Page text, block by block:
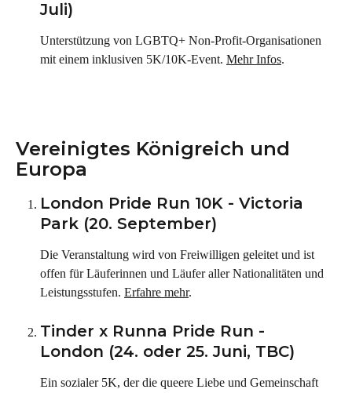
Juli)
Unterstützung von LGBTQ+ Non-Profit-Organisationen
mit einem inklusiven 5K/10K-Event. Mehr Infos.
Vereinigtes Königreich und
Europa
London Pride Run 10K - Victoria
Park (20. September)
Die Veranstaltung wird von Freiwilligen geleitet und ist
offen für Läuferinnen und Läufer aller Nationalitäten und
Leistungsstufen. Erfahre mehr.
Tinder x Runna Pride Run -
London (24. oder 25. Juni, TBC)
Ein sozialer 5K, der die queere Liebe und Gemeinschaft